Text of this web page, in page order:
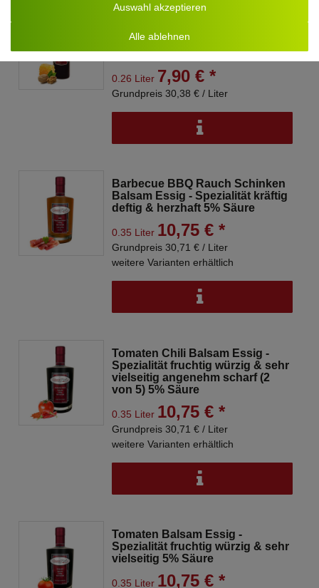
balsamartig nussig und mild 5%
Säure Pumpspray
0.26 Liter 7,90 € *
Grundpreis 30,38 € / Liter
Barbecue BBQ Rauch Schinken
Balsam Essig - Spezialität kräftig
deftig & herzhaft 5% Säure
0.35 Liter 10,75 € *
Grundpreis 30,71 € / Liter
weitere Varianten erhältlich
Tomaten Chili Balsam Essig -
Spezialität fruchtig würzig & sehr
vielseitig angenehm scharf (2
von 5) 5% Säure
0.35 Liter 10,75 € *
Grundpreis 30,71 € / Liter
weitere Varianten erhältlich
Tomaten Balsam Essig -
Spezialität fruchtig würzig & sehr
vielseitig 5% Säure
0.35 Liter 10,75 € *
Auswahl akzeptieren
Alle ablehnen